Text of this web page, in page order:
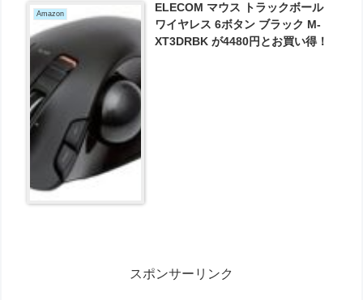
Amazon
ELECOM マウス トラックボール
ワイヤレス 6ボタン ブラック M-
XT3DRBK が4480円とお買い得！
スポンサーリンク